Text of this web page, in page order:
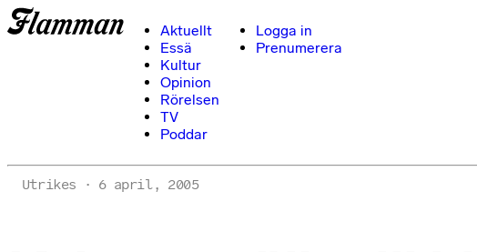
Aktuellt
Essä
Kultur
Opinion
Rörelsen
TV
Poddar
Logga in
Prenumerera
Utrikes 6 april, 2005